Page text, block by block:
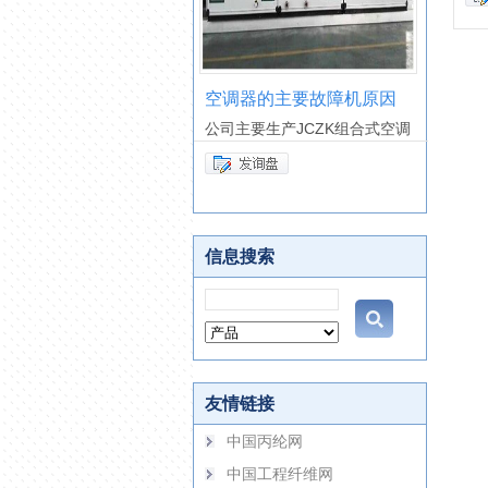
要生产JCZK组合式空调
转盘过滤器
转盘过滤器由圆盘滤网、旋转
吸嘴
信息搜索
友情链接
中国丙纶网
中国工程纤维网